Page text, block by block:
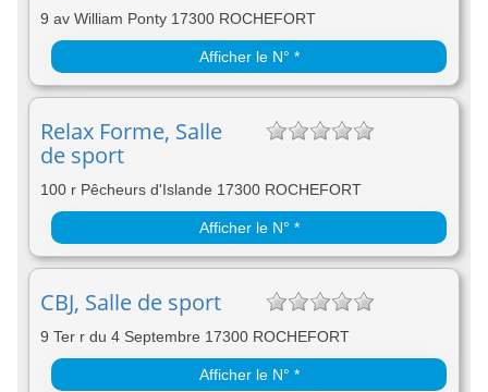
9 av William Ponty 17300 ROCHEFORT
Afficher le N° *
Relax Forme, Salle
de sport
100 r Pêcheurs d'Islande 17300 ROCHEFORT
Afficher le N° *
CBJ, Salle de sport
9 Ter r du 4 Septembre 17300 ROCHEFORT
Afficher le N° *